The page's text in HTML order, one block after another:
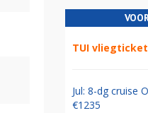
TUI
Jul: 8-dg cruise
€1235